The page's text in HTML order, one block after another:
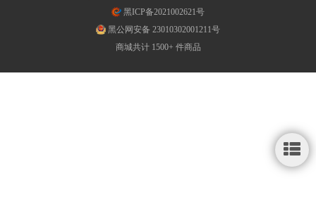
侧
黑ICP备2021002621号
黑公网安备 23010302001211号
商城共计 1500+ 件商品